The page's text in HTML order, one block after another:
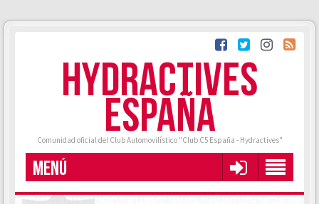
HYDRACTIVES
ESPAÑA
Comunidad oficial del Club Automovilístico "Club C5 España - Hydractives"
MENÚ